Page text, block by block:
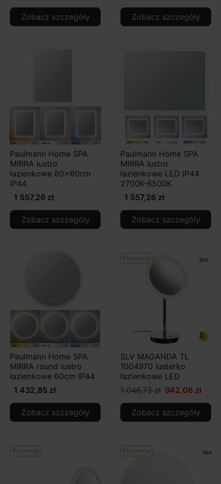
Zobacz szczegóły Zobacz szczegóły
Paulmann Home SPA
MIRRA lustro
łazienkowe 80x60cm
IP44
1 557,26 zł
Zobacz szczegóły
Paulmann Home SPA
MIRRA lustro
łazienkowe LED IP44
2700K-6500K
1 557,26 zł
Zobacz szczegóły
Paulmann Home SPA
MIRRA round lustro
łazienkowe 60cm IP44
1 432,85 zł
Zobacz szczegóły
Promocja
SLV MAGANDA TL
1004970 lusterko
łazienkowe LED
1 046,73 zł 942,06 zł
Zobacz szczegóły
Promocja Promocja